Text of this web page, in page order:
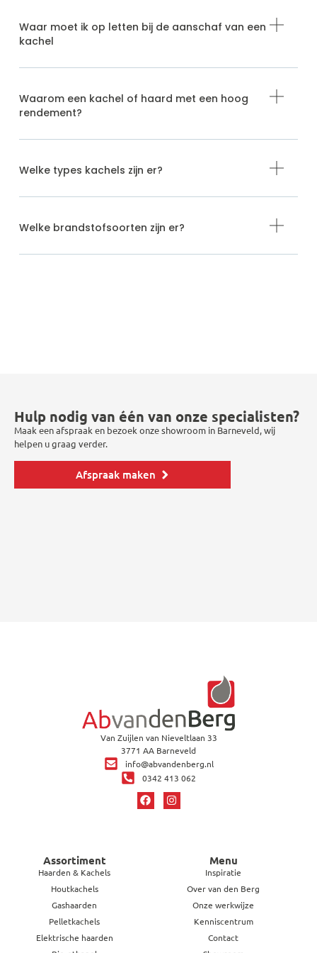
Waar moet ik op letten bij de aanschaf van een
kachel
Waarom een kachel of haard met een hoog
rendement?
Welke types kachels zijn er?
Welke brandstofsoorten zijn er?
Hulp nodig van één van onze specialisten?
Maak een afspraak en bezoek onze showroom in Barneveld, wij
helpen u graag verder.
Afspraak maken
Van Zuijlen van Nieveltlaan 33
3771 AA Barneveld
info@abvandenberg.nl
0342 413 062
Assortiment
Haarden & Kachels
Houtkachels
Gashaarden
Pelletkachels
Elektrische haarden
Menu
Inspiratie
Over van den Berg
Onze werkwijze
Kenniscentrum
Contact